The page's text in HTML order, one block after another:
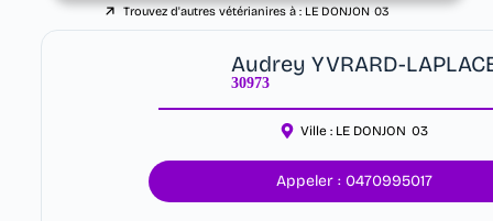
Trouvez d'autres vétérianires à : LE DONJON 03
Audrey YVRARD-
30973
Ville : LE DONJON 03
Appeler : 0470995017